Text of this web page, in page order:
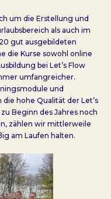
um die Erstellung und
als auch im
gut ausgebildeten
die Kurse sowohl online
bei Let’s Flow
umfangreicher.
und
hohe Qualität der Let’s
Beginn des Jahres noch
zählen wir mittlerweile
am Laufen halten.